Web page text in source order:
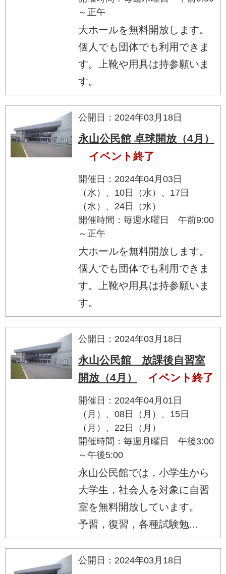
～正午
大ホールを無料開放します。
個人でも団体でも利用できま
す。上靴や用具は持参願いま
す。
公開日：2024年03月18日
永山公民館 卓球開放（4月）
イベント終了
開催日：2024年04月03日
（水）、10日（水）、17日
（水）、24日（水）
開催時間：毎週水曜日 午前9:00
～正午
大ホールを無料開放します。
個人でも団体でも利用できま
す。上靴や用具は持参願いま
す。
公開日：2024年03月18日
永山公民館 放課後自習室
開放（4月）
イベント終了
開催日：2024年04月01日
（月）、08日（月）、15日
（月）、22日（月）
開催時間：毎週月曜日 午後3:00
～午後5:00
永山公民館では，小学生から
大学生，社会人を対象に自習
室を無料開放しています。
予習，復習，各種試験勉...
公開日：2024年03月18日